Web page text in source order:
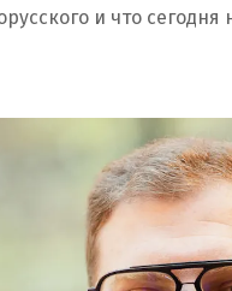
и что